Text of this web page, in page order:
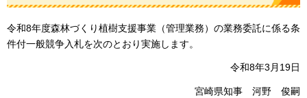
令和8年度森林づくり植樹支援事業（管理業務）の業務委託に係る条
件付一般競争入札を次のとおり実施します。
令和8年3月19日
宮崎県知事 河野 俊嗣